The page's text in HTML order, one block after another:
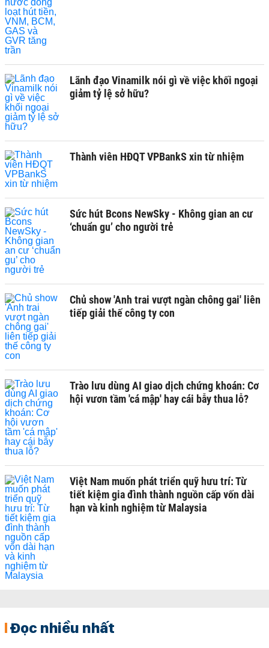
Lãnh đạo Vinamilk nói gì về việc khối ngoại
giảm tỷ lệ sở hữu?
Thành viên HĐQT VPBankS xin từ nhiệm
Sức hút Bcons NewSky - Không gian an cư
‘chuẩn gu’ cho người trẻ
Chủ show 'Anh trai vượt ngàn chông gai' liên
tiếp giải thế công ty con
Trào lưu dùng AI giao dịch chứng khoán: Cơ
hội vươn tầm 'cá mập' hay cái bẫy thua lỗ?
Việt Nam muốn phát triển quỹ hưu trí: Từ
tiết kiệm gia đình thành nguồn cấp vốn dài
hạn và kinh nghiệm từ Malaysia
Đọc nhiều nhất